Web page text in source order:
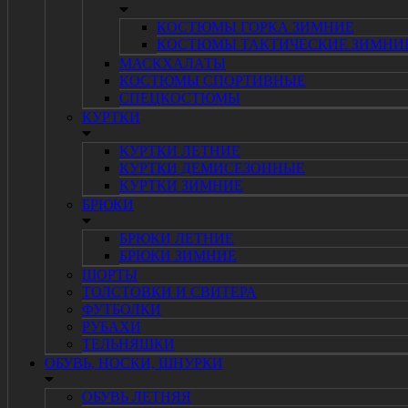
КОСТЮМЫ ГОРКА ЗИМНИЕ
КОСТЮМЫ ТАКТИЧЕСКИЕ
МАСКХАЛАТЫ
КОСТЮМЫ СПОРТИВНЫЕ
СПЕЦКОСТЮМЫ
КУРТКИ
КУРТКИ ЛЕТНИЕ
КУРТКИ ДЕМИСЕЗОННЫЕ
КУРТКИ ЗИМНИЕ
БРЮКИ
БРЮКИ ЛЕТНИЕ
БРЮКИ ЗИМНИЕ
ШОРТЫ
ТОЛСТОВКИ И СВИТЕРА
ФУТБОЛКИ
РУБАХИ
ТЕЛЬНЯШКИ
ОБУВЬ, НОСКИ, ШНУРКИ
ОБУВЬ ЛЕТНЯЯ